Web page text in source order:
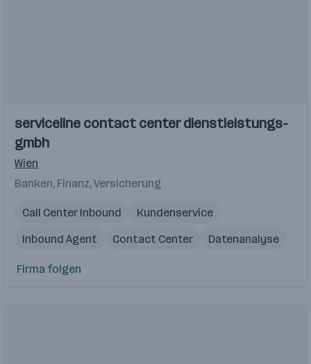
Einblicke
serviceline contact center dienstleistungs-
gmbh
Wien
Banken, Finanz, Versicherung
Call Center Inbound
Kundenservice
Inbound Agent
Contact Center Datenanalyse
Firma folgen